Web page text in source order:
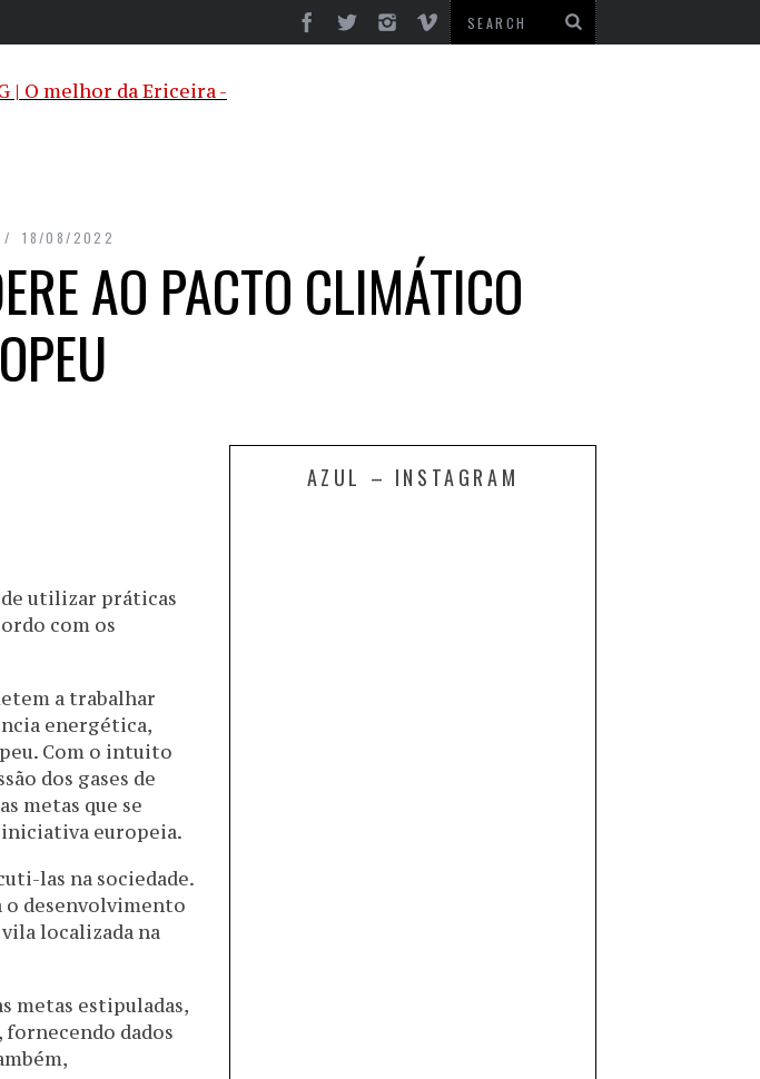
18/08/2022
AO PACTO CLIMÁTICO
utilizar práticas
com os
a trabalhar
energética,
Com o intuito
dos gases de
metas que se
iniciativa europeia.
las na sociedade.
o desenvolvimento
localizada na
metas estipuladas,
dados
AZUL – INSTAGRAM